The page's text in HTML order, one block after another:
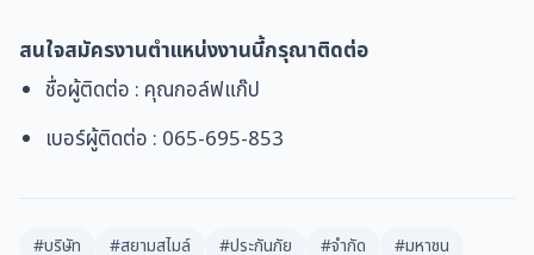
สนใจสมัครงานตำแหน่งงานนี้กรุณาติดต่อ
ชื่อผู้ติดต่อ : คุณกอล์ฟแก๊ป
เบอร์ผู้ติดต่อ : 065-695-853
#บริษัท #สยามสไมล์ #ประกันภัย #จำกัด
#มหาชน